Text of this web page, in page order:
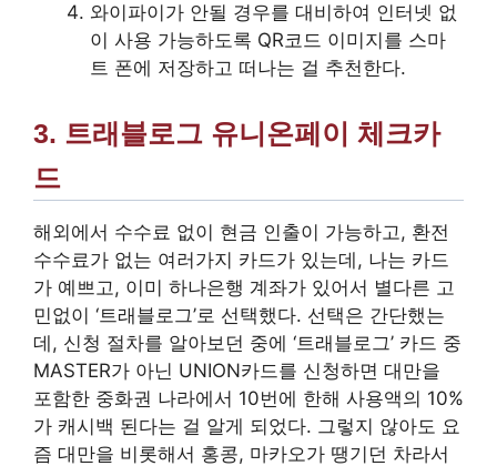
와이파이가 안될 경우를 대비하여 인터넷 없
이 사용 가능하도록 QR코드 이미지를 스마
트 폰에 저장하고 떠나는 걸 추천한다.
3. 트래블로그 유니온페이 체크카
드
해외에서 수수료 없이 현금 인출이 가능하고, 환전
수수료가 없는 여러가지 카드가 있는데, 나는 카드
가 예쁘고, 이미 하나은행 계좌가 있어서 별다른 고
민없이 ‘트래블로그’로 선택했다. 선택은 간단했는
데, 신청 절차를 알아보던 중에 ‘트래블로그’ 카드 중
MASTER가 아닌 UNION카드를 신청하면 대만을
포함한 중화권 나라에서 10번에 한해 사용액의 10%
가 캐시백 된다는 걸 알게 되었다. 그렇지 않아도 요
즘 대만을 비롯해서 홍콩, 마카오가 땡기던 차라서